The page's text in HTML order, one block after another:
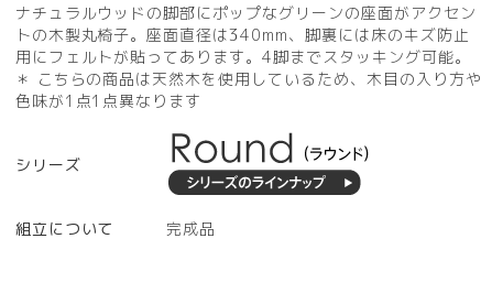
ナチュラルウッドの脚部にポップなグリーンの座面がアクセン
トの木製丸椅子。座面直径は340mm、脚裏には床のキズ防止
用にフェルトが貼ってあります。4脚までスタッキング可能。
＊ こちらの商品は天然木を使用しているため、木目の入り方や
色味が1点1点異なります
シリーズ
組立について 完成品